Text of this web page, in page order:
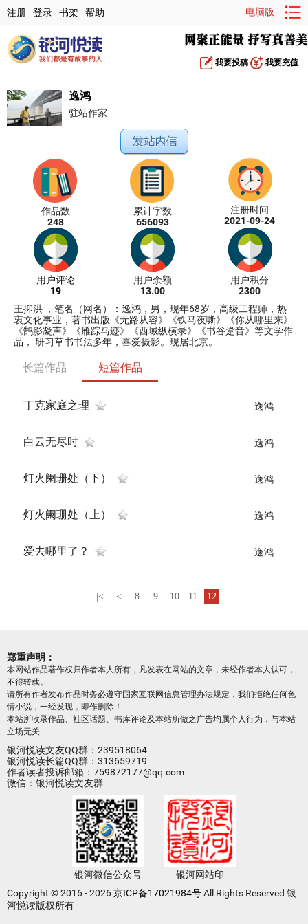
注册 登录 书架 帮助 电脑版
我要投稿 我要充值
逸鸿
驻站作家
作品数
248
累计字数
656093
注册时间
2021-09-24
用户评论
19
用户余额
13.00
用户积分
2300
王抑洪 ，笔名（网名）：逸鸿，男，现年68岁，高级工程师，热
衷文化事业，著书出版《无路从容》《铁马夜嘶》《你从哪里来》
《鹄影凝声》《雁踪马迹》《西域纵横录》《书谷跫音》等文学作
品， 研习草书书法多年，喜爱摄影。现居北京。
长篇作品 短篇作品
丁克家庭之理 逸鸿
白云无尽时 逸鸿
灯火阑珊处（下） 逸鸿
灯火阑珊处（上） 逸鸿
爱去哪里了？ 逸鸿
|< < 8 9 10 11 12
郑重声明：
本网站作品著作权归作者本人所有，凡发表在网站的文章，未经作者本人认可，
不得转载。
请所有作者发布作品时务必遵守国家互联网信息管理办法规定，我们拒绝任何色
情小说，一经发现，即作删除！
本站所收录作品、社区话题、书库评论及本站所做之广告均属个人行为，与本站
立场无关
银河悦读文友QQ群：239518064
银河悦读长篇QQ群：313659719
作者读者投诉邮箱：759872177@qq.com
微信：银河悦读文友群
银河微信公众号
银河网站印
Copyright © 2016 - 2026京ICP备17021984号All Rights Reserved 银
河悦读版权所有